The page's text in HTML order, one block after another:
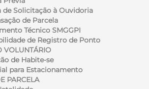
de Solicitação à Ouvidoria
de Parcela
Técnico SMGGPI
de Registro de Ponto
VOLUNTÁRIO
de Habite-se
para Estacionamento
PARCELA